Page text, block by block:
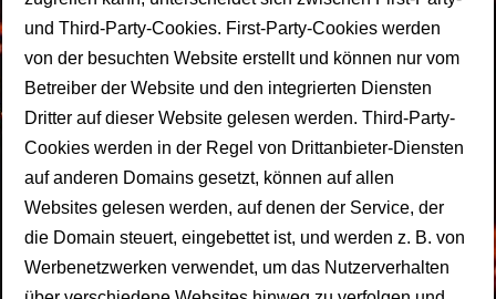
und Third-Party-Cookies. First-Party-Cookies werden
von der besuchten Website erstellt und können nur vom
Betreiber der Website und den integrierten Diensten
Dritter auf dieser Website gelesen werden. Third-Party-
Cookies werden in der Regel von Drittanbieter-Diensten
auf anderen Domains gesetzt, können auf allen
Websites gelesen werden, auf denen der Service, der
die Domain steuert, eingebettet ist, und werden z. B. von
Werbenetzwerken verwendet, um das Nutzerverhalten